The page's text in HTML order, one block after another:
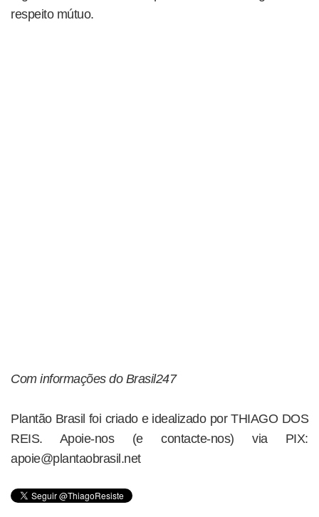
respeito mútuo.
Com informações do Brasil247
Plantão Brasil foi criado e idealizado por THIAGO DOS
REIS. Apoie-nos (e contacte-nos) via PIX:
apoie@plantaobrasil.net